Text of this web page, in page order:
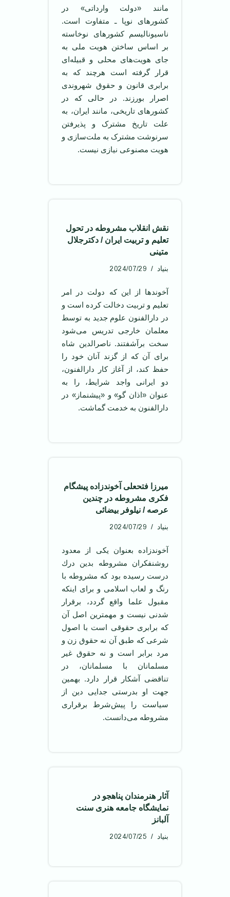
مانند «دولت وارداتی» در
کشورهای نوپا ـ متفاوت است.
ناسیونالیسم کشورهای نوخاسته
بر اساس ساختن هویت ملی به
جای هویت‌های محلی و قبیله‌ای
قرار گرفته است هرچند که به
برابری قانون و حقوق شهروندی
اصرار بورزند. در حالی که در
کشورهای تاریخی، مانند ایران، به
علت تاریخ مشترک و پذیرفتن
سرنوشت مشترک به ملت‌سازی و
هویت مصنوعی نیازی نیست.
نقش انقلاب مشروطه در تحول
تعلیم و تربیت ایران / دکترجلال
متینی
بنیاد 2024/07/29
آخوندها از این که دولت در امر
تعلیم و تربیت دخالت کرده است و
در دارالفنون علوم جدید به توسط
معلمان خارجی تدریس می‌شود
سخت برآشفتند. ناصرالدین شاه
برای آن که از گزند آنان خود را
حفظ کند، از آغاز کار دارالفنون،
دو ایرانی واجد شرایط، را به
عنوان «اذان گو» و «پیشنماز» در
دارالفنون به خدمت گماشت.
میرزا فتحعلی آخوندزاده پیشگام
فكری مشروطه در چندین
عرصه / نیلوفر بیضائی
بنیاد 2024/07/29
آخوندزاده بعنوان یكی از معدود
روشنفكران مشروطه بدین درك
درست رسیده بود كه مشروطه با
رنگ و لعاب اسلامی و برای اینكه
مقبول علما واقع گردد، برقرار
شدنی نیست و مهمترین اصل آن
كه برابری حقوقی است با اصول
شرعی كه طبق آن نه حقوق زن و
مرد برابر است و نه حقوق غیر
مسلمانان با مسلمانان، در
تناقضی آشكار قرار دارد. بهمین
جهت او بدرستی جدایی دین از
سیاست را پیش‌شرط برقراری
مشروطه می‌دانست.
آثار هنرمندان پناهجو در
نمایشگاه جامعه هنری سنت
آلبانز
بنیاد 2024/07/25